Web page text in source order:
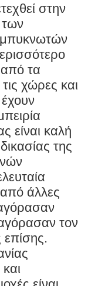
στην
των
τα
χώρες και
είναι καλή
της
από άλλες
τον